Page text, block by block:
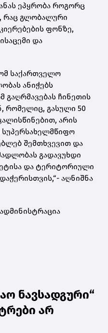
ეპყრობა როგორც
რაც გლობალური
ფონზე,
და
საქართველო
ანიჭებს
გაღრმავებას ჩინეთის
რომელიც, გასული 50
არის
შემთხვევით და
გადავუხდი
და ტერიტორიული
აღნიშნა
ნავსადგური“
არ